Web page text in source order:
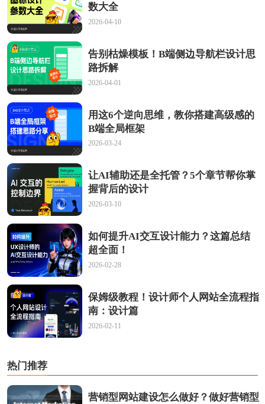
数大全
2026-04-10
告别枯燥模板！B端侧边导航栏设计思
路拆解
2026-04-01
用这6个逆向思维，教你搭建高级感的
B端全局框架
2026-03-24
让AI辅助还是全托管？5个章节帮你掌
握背后的设计
2026-03-10
如何提升AI交互设计能力？这篇总结
超全面！
2026-02-28
保姆级教程！设计师个人网站全流程指
南：设计篇
2026-02-11
热门推荐
营销型网站建设怎么做好？做好营销型